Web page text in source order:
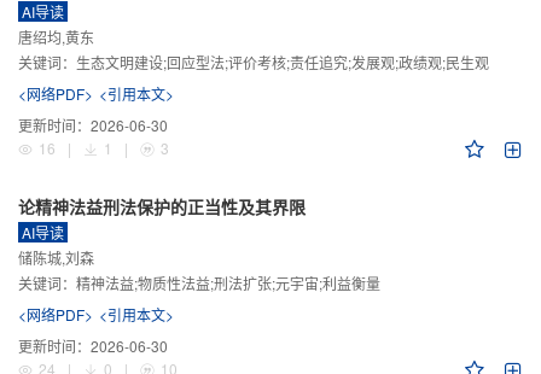
AI导读
唐绍均,黄东
关键词： 生态文明建设;回应型法;评价考核;责任追究;发展观;政绩观;民生观
<网络PDF> <引用本文>
更新时间： 2026-06-30
16
| 1 | 3
论精神法益刑法保护的正当性及其界限
AI导读
储陈城,刘森
关键词： 精神法益;物质性法益;刑法扩张;元宇宙;利益衡量
<网络PDF> <引用本文>
更新时间： 2026-06-30
24
| 0 | 10